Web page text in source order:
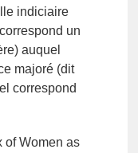
indiciaire
un
auquel
majoré (dit
correspond
of Women as